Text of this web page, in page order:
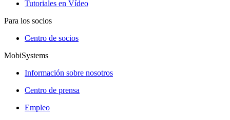
Tutoriales en Vídeo
Para los socios
Centro de socios
MobiSystems
Información sobre nosotros
Centro de prensa
Empleo